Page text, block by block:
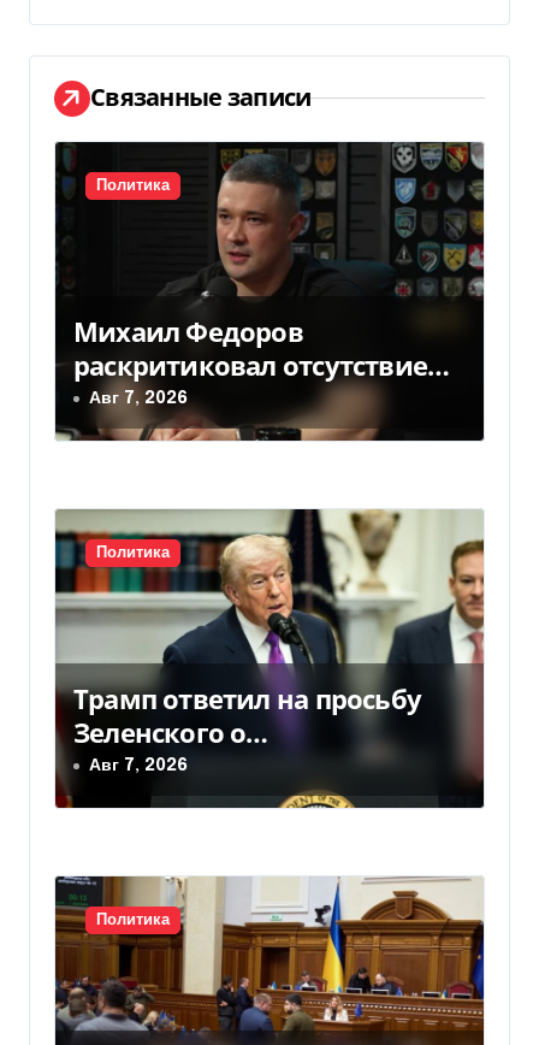
а
ц
и
я
о
з
а
п
и
с
я
м
Связанные записи
Политика
Михаил Федоров
раскритиковал отсутствие
министра обороны — видео
Авг 7, 2026
Политика
Трамп ответил на просьбу
Зеленского о
предоставлении Украине
ракет Patriot (видео)
Авг 7, 2026
Политика